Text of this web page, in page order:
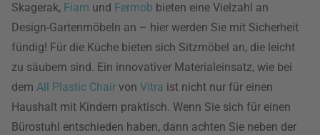
Skagerak, Fiam und Fermob bieten eine Vielzahl an
Design-Gartenmöbeln an – hier werden Sie mit Sicherheit
fündig! Für die Küche bieten sich Sitzmöbel an, die leicht
zu säubern sind. Ein innovativer Materialeinsatz, wie bei
dem All Plastic Chair von Vitra ist nicht nur für einen
Haushalt mit Kindern praktisch. Wenn Sie sich für einen
Bürostuhl entschieden haben, dann achten Sie neben der